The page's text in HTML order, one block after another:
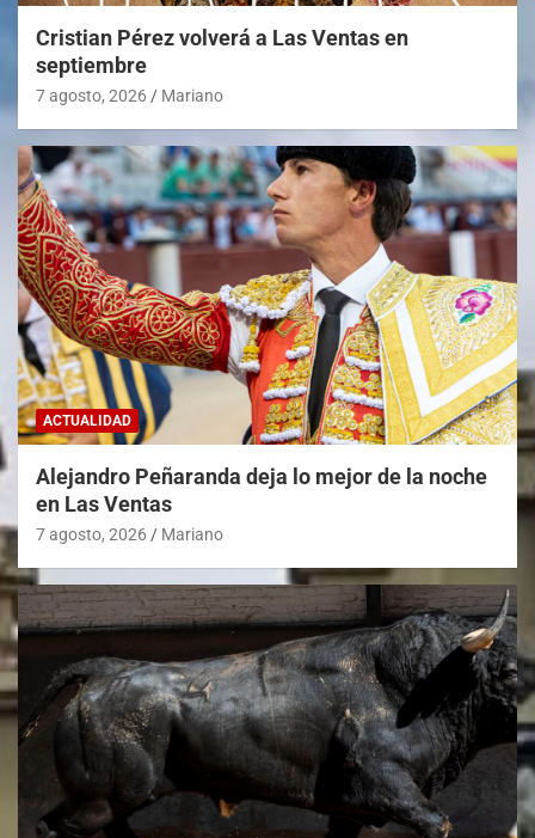
Cristian Pérez volverá a Las Ventas en
septiembre
7 agosto, 2026 Mariano
ACTUALIDAD
Alejandro Peñaranda deja lo mejor de la noche
en Las Ventas
7 agosto, 2026 Mariano